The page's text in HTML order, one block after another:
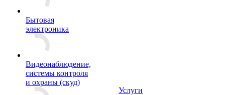
Бытовая
электроника
Видеонаблюдение,
системы контроля
и охраны (скуд)
Услуги